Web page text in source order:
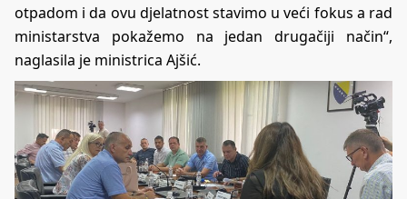
otpadom i da ovu djelatnost stavimo u veći fokus a rad
ministarstva pokažemo na jedan drugačiji način“,
naglasila je ministrica Ajšić.